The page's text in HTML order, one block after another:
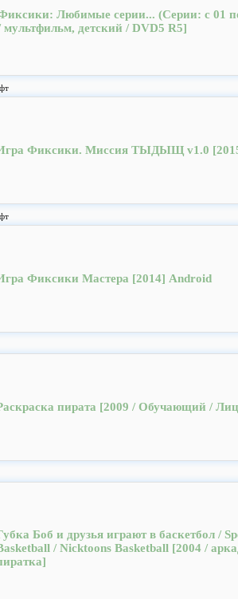
Любимые серии... (Серии: с 01
мультфильм, детский / DVD5 R5]
Фиксики. Миссия ТЫДЫЩ v1.0
Фиксики Мастера [2014] Android
пирата [2009 / Обучающий /
Боб и друзья играют в баскетбол /
/ Nicktoons Basketball [2004 /